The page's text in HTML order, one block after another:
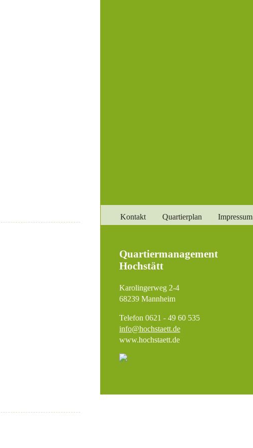
Kontakt Quartierplan Impressum
Quartiermanagement
Hochstätt
Karolingerweg 2-4
68239 Mannheim
Telefon 0621 - 49 60 535
info@hochstaett.de
www.hochstaett.de